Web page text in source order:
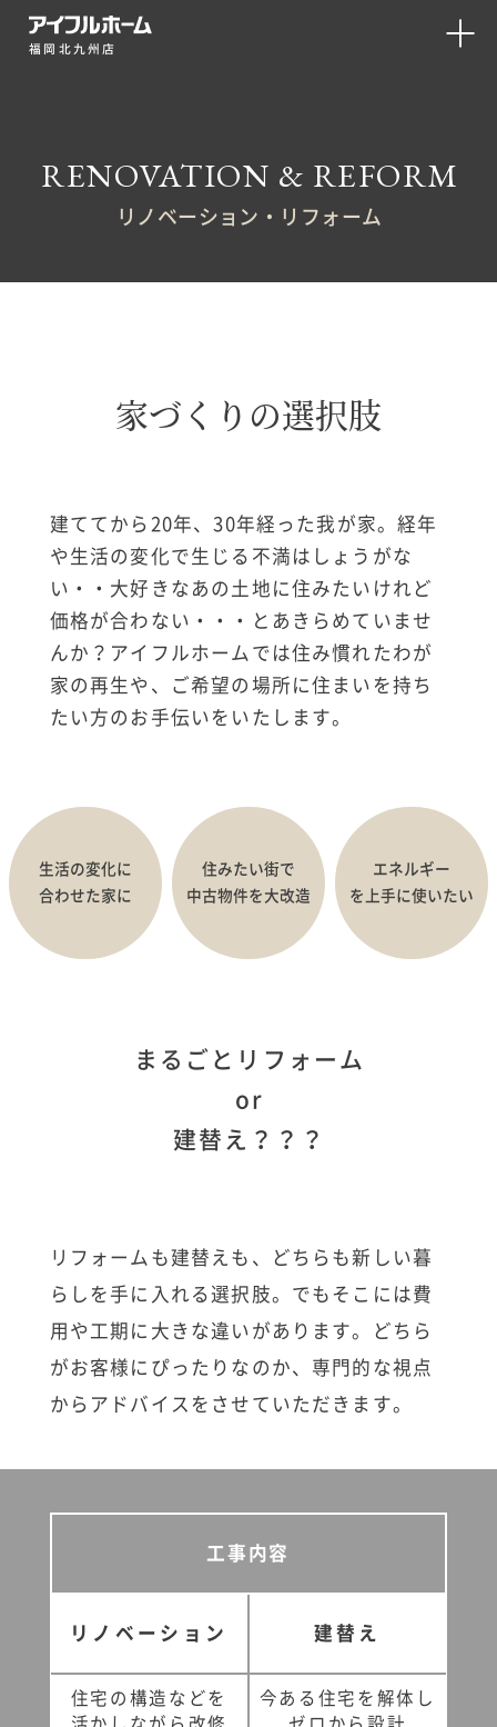
福岡北九州店
RENOVATION & REFORM
リノベーション・リフォーム
家づくりの選択肢
建ててから20年、30年経った我が家。経年
や生活の変化で生じる不満はしょうがな
い・・大好きなあの土地に住みたいけれど
価格が合わない・・・とあきらめていませ
んか？アイフルホームでは住み慣れたわが
家の再生や、ご希望の場所に住まいを持ち
たい方のお手伝いをいたします。
生活の変化に
合わせた家に
住みたい街で
中古物件を大改造
エネルギー
を上手に使いたい
まるごとリフォーム
or
建替え？？？
リフォームも建替えも、どちらも新しい暮
らしを手に入れる選択肢。でもそこには費
用や工期に大きな違いがあります。どちら
がお客様にぴったりなのか、専門的な視点
からアドバイスをさせていただきます。
工事内容
リノベーション 建替え
住宅の構造などを
今ある住宅を解体し